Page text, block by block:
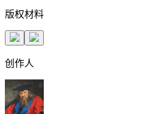
版权材料
创作人